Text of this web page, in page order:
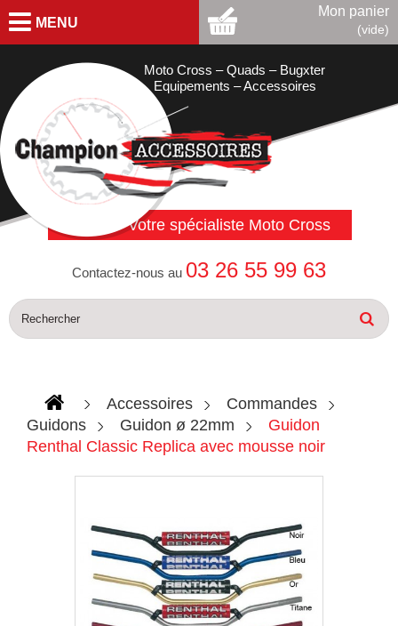
MENU
Mon panier
(vide)
Moto Cross – Quads – Bugxter
Equipements – Accessoires
Votre spécialiste Moto Cross
Contactez-nous au 03 26 55 99 63
Accessoires
Commandes
Guidons
Guidon ø 22mm
Guidon
Renthal Classic Replica avec mousse noir